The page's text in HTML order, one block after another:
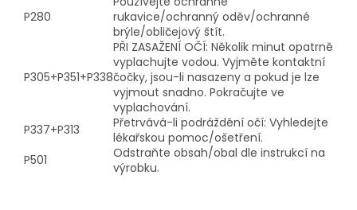
P280
rukavice/ochranný oděv/ochranné
brýle/obličejový štít.
P305+P351+P338
PŘI ZASAŽENÍ OČÍ: Několik minut opatrně
vyplachujte vodou. Vyjměte kontaktní
čočky, jsou-li nasazeny a pokud je lze
vyjmout snadno. Pokračujte ve
vyplachování.
P337+P313
Přetrvává-li podráždění očí: Vyhledejte
lékařskou pomoc/ošetření.
P501
Odstraňte obsah/obal dle instrukcí na
výrobku.